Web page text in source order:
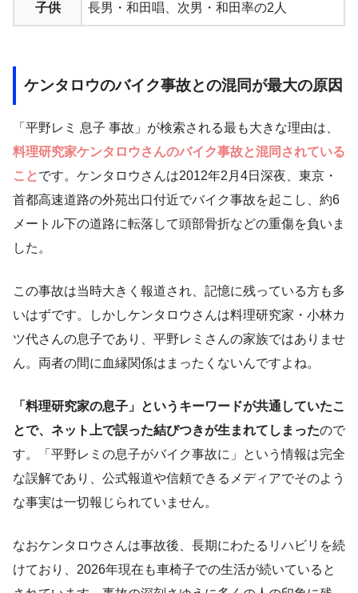
子供 長男・和田唱、次男・和田率の2人
ケンタロウのバイク事故との混同が最大の原因
「平野レミ 息子 事故」が検索される最も大きな理由は、
料理研究家ケンタロウさんのバイク事故と混同されている
こと です。ケンタロウさんは2012年2月4日深夜、東京・
首都高速道路の外苑出口付近でバイク事故を起こし、約6
メートル下の道路に転落して頭部骨折などの重傷を負いま
した。
この事故は当時大きく報道され、記憶に残っている方も多
いはずです。しかしケンタロウさんは料理研究家・小林カ
ツ代さんの息子であり、平野レミさんの家族ではありませ
ん。両者の間に血縁関係はまったくないんですよね。
「料理研究家の息子」というキーワードが共通していたこ
とで、ネット上で誤った結びつきが生まれてしまったので
す。「平野レミの息子がバイク事故に」という情報は完全
な誤解であり、公式報道や信頼できるメディアでそのよう
な事実は一切報じられていません。
なおケンタロウさんは事故後、長期にわたるリハビリを続
けており、2026年現在も車椅子での生活が続いていると